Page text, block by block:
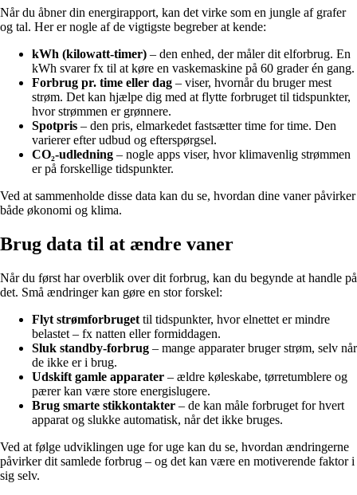
Når du åbner din energirapport, kan det virke som en jungle af grafer
og tal. Her er nogle af de vigtigste begreber at kende:
kWh (kilowatt-timer) – den enhed, der måler dit elforbrug. En
kWh svarer fx til at køre en vaskemaskine på 60 grader én gang.
Forbrug pr. time eller dag – viser, hvornår du bruger mest
strøm. Det kan hjælpe dig med at flytte forbruget til tidspunkter,
hvor strømmen er grønnere.
Spotpris – den pris, elmarkedet fastsætter time for time. Den
varierer efter udbud og efterspørgsel.
CO₂-udledning – nogle apps viser, hvor klimavenlig strømmen
er på forskellige tidspunkter.
Ved at sammenholde disse data kan du se, hvordan dine vaner påvirker
både økonomi og klima.
Brug data til at ændre vaner
Når du først har overblik over dit forbrug, kan du begynde at handle på
det. Små ændringer kan gøre en stor forskel:
Flyt strømforbruget til tidspunkter, hvor elnettet er mindre
belastet – fx natten eller formiddagen.
Sluk standby-forbrug – mange apparater bruger strøm, selv når
de ikke er i brug.
Udskift gamle apparater – ældre køleskabe, tørretumblere og
pærer kan være store energislugere.
Brug smarte stikkontakter – de kan måle forbruget for hvert
apparat og slukke automatisk, når det ikke bruges.
Ved at følge udviklingen uge for uge kan du se, hvordan ændringerne
påvirker dit samlede forbrug – og det kan være en motiverende faktor i
sig selv.